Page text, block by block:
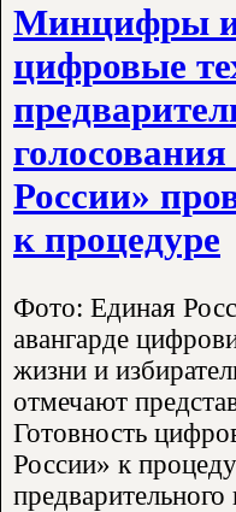
Минцифры
цифровые
России»
к процедуре
Фото: Единая
авангарде
жизни и
отмечают
Готовность
России» к
предварительного